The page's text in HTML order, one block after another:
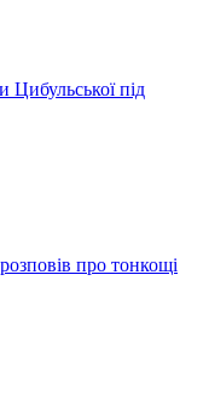
Цибульської під
про тонкощі